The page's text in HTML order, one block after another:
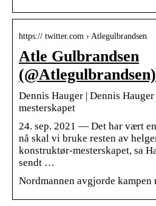
https:// twitter.com › Atlegulbrandsen
Atle Gulbrandsen
Dennis Hauger | Dennis
mesterskapet
24. sep. 2021 — Det har vært
nå skal vi bruke resten av
konstruktør-mesterskapet, sa
sendt …
Nordmannen avgjorde kampen